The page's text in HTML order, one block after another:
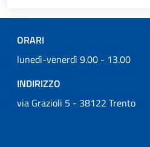
ORARI
lunedì-venerdì 9.00 - 13.00
INDIRIZZO
via Grazioli 5 - 38122 Trento